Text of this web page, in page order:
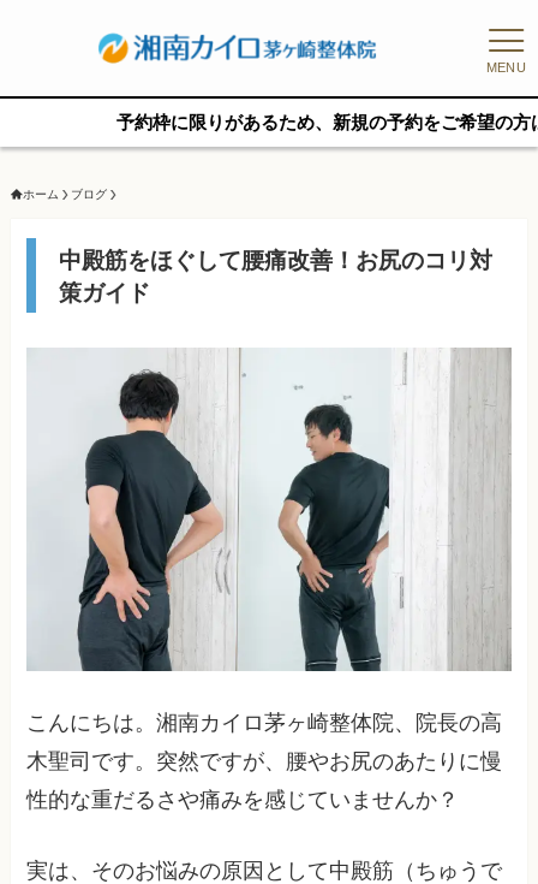
MENU
予約枠に限りがあるため、新規の予約をご希望の方はお早め
ホーム ブログ
中殿筋をほぐして腰痛改善！お尻のコリ対
策ガイド
こんにちは。湘南カイロ茅ヶ崎整体院、院長の高
木聖司です。突然ですが、腰やお尻のあたりに慢
性的な重だるさや痛みを感じていませんか？
実は、そのお悩みの原因として中殿筋（ちゅうで